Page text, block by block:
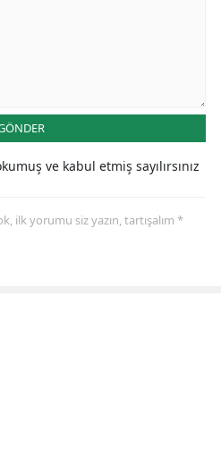
ve kabul etmiş sayılırsınız
ilk yorumu siz yazın, tartışalım *